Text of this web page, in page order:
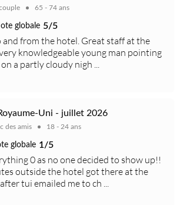
65 - 74 ans
globale 5/5
and from the hotel. Great staff at the
knowledgeable young man pointing
a partly cloudy nigh ...
Uni - juillet 2026
des amis 18 - 24 ans
globale 1/5
0 as no one decided to show up!!
outside the hotel got there at the
tui emailed me to ch ...